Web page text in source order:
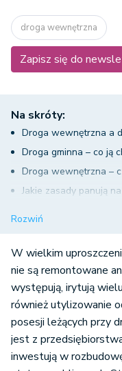
droga wewnętrzna
Zapisz się do
Na skróty:
Droga wewnętrzna a
Droga gminna – co ją
Droga wewnętrzna –
Jakie zasady panują
Rozwiń
W wielkim
nie są remontowane
występują, irytują
również utylizowanie
posesji leżących przy
jest z
inwestują w